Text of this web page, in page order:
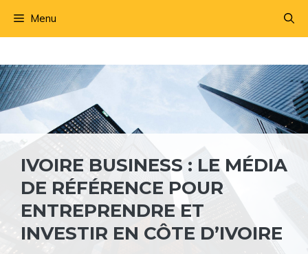
Menu
IVOIRE BUSINESS : LE MÉDIA
DE RÉFÉRENCE POUR
ENTREPRENDRE ET
INVESTIR EN CÔTE D’IVOIRE